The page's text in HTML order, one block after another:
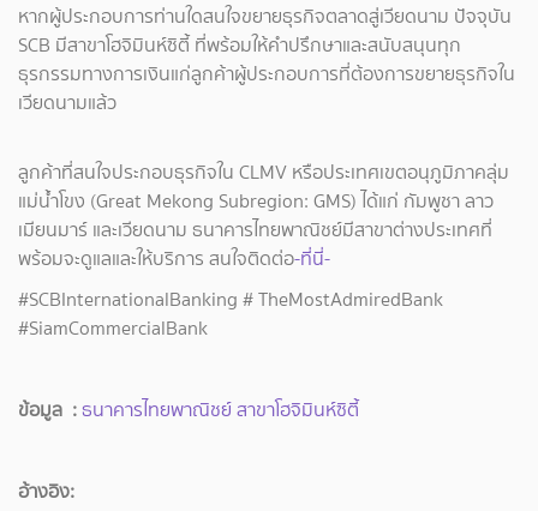
หากผู้ประกอบการท่านใดสนใจขยายธุรกิจตลาดสู่เวียดนาม ปัจจุบัน
SCB มีสาขาโฮจิมินห์ซิตี้ ที่พร้อมให้คำปรึกษาและสนับสนุนทุก
ธุรกรรมทางการเงินแก่ลูกค้าผู้ประกอบการที่ต้องการขยายธุรกิจใน
เวียดนามแล้ว
ลูกค้าที่สนใจประกอบธุรกิจใน CLMV หรือประเทศเขตอนุภูมิภาคลุ่ม
แม่น้ำโขง (Great Mekong Subregion: GMS) ได้แก่ กัมพูชา ลาว
เมียนมาร์ และเวียดนาม ธนาคารไทยพาณิชย์มีสาขาต่างประเทศที่
พร้อมจะดูแลและให้บริการ สนใจติดต่อ-ที่นี่-
#SCBInternationalBanking # TheMostAdmiredBank
#SiamCommercialBank
ข้อมูล :ธนาคารไทยพาณิชย์ สาขาโฮจิมินห์ซิตี้
อ้างอิง: